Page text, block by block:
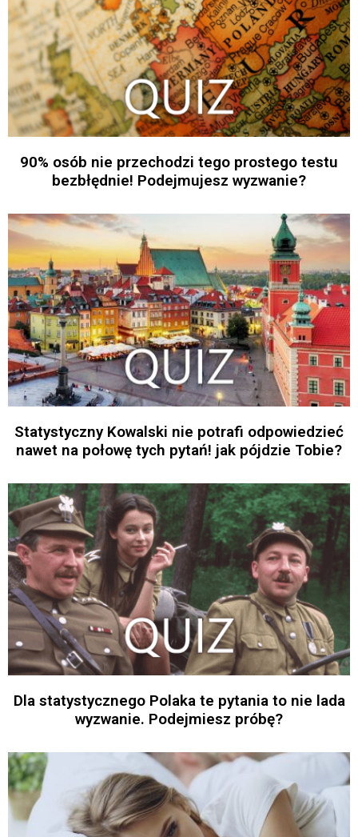
90% osób nie przechodzi tego prostego testu
bezbłędnie! Podejmujesz wyzwanie?
Statystyczny Kowalski nie potrafi odpowiedzieć
nawet na połowę tych pytań! jak pójdzie Tobie?
Dla statystycznego Polaka te pytania to nie lada
wyzwanie. Podejmiesz próbę?